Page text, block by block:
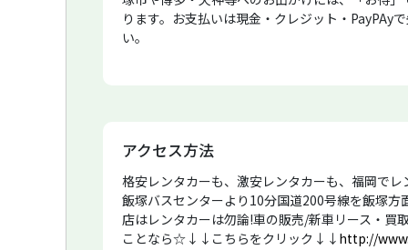
ります。お支払いは現金・クレジット・PayPAy
い。
アクセス方法
格安レンタカーも、激安レンタカーも、福岡で
飯塚バスセンターより10分国道200号線を飯塚
店はレンタカーは勿論!車の販売/新車リース・買
ことなら☆↓↓こちらをクリック↓↓ http://